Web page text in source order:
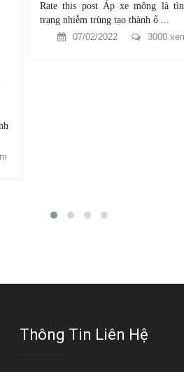
Rate this post Áp xe mông là tình
trạng nhiễm trùng tạo thành ổ ...
07/02/2022
3000 xem
Thông Tin Liên Hệ